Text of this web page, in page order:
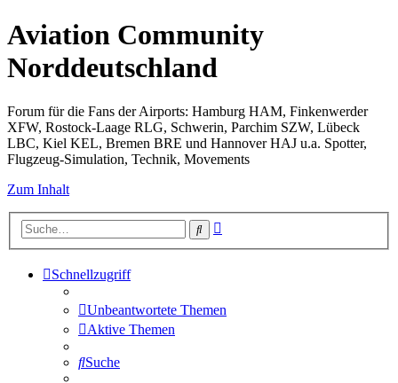
Aviation Community
Norddeutschland
Forum für die Fans der Airports: Hamburg HAM, Finkenwerder
XFW, Rostock-Laage RLG, Schwerin, Parchim SZW, Lübeck
LBC, Kiel KEL, Bremen BRE und Hannover HAJ u.a. Spotter,
Flugzeug-Simulation, Technik, Movements
Zum Inhalt
Suche
Schnellzugriff
Unbeantwortete Themen
Aktive Themen
Suche